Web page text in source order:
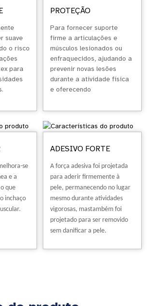
suave
o risco
para
PROTEÇÃO
Para fornecer suporte
firme a articulações e
músculos lesionados ou
enfraquecidos, ajudando a
prevenir novas lesões
durante a atividade física
e oferecendo
suporte externo aos
reduzindo o risco de
outras lesões durante a
atividade física.
se
e a
que
inchaço
ADESIVO FORTE
A força adesiva foi projetada
para aderir firmemente à
pele, permanecendo no lugar
mesmo durante atividades
vigorosas, mastambém foi
projetado para ser removido
sem danificar a pele.